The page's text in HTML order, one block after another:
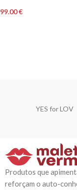
99.00€
YES for LOV
Produtos que
reforçam o auto-